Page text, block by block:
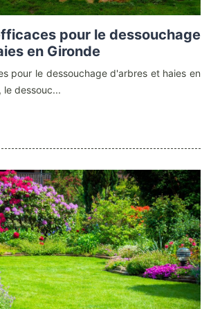
pour le dessouchage
en Gironde
pour le dessouchage d'arbres et haies en
le dessouc...